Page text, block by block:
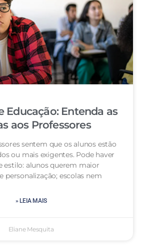
Educação: Entenda as
aos Professores
sentem que os alunos estão
ou mais exigentes. Pode haver
estilo: alunos querem maior
personalização; escolas nem
» LEIA MAIS
Eliane Mesquita